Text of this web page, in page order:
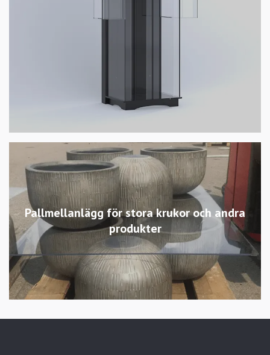
Pallmellanlägg för stora krukor och andra
produkter